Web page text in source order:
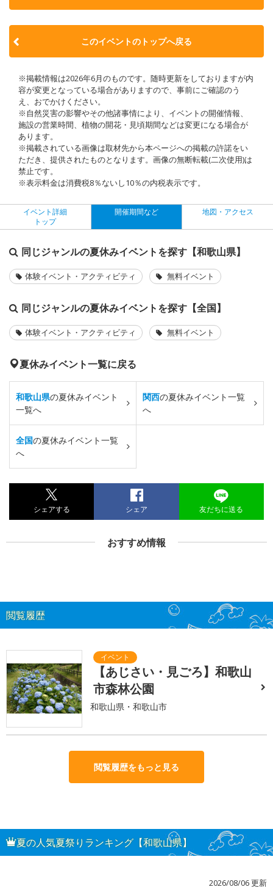
このイベントのトップへ戻る
※掲載情報は2026年6月のものです。随時更新をしておりますが内
容が変更となっている場合がありますので、事前にご確認のう
え、おでかけください。
※自然災害の影響やその他諸事情により、イベントの開催情報、
施設の営業時間、植物の開花・見頃期間などは変更になる場合が
あります。
※掲載されている画像は取材先から本ページへの掲載の許諾をい
ただき、提供されたものとなります。画像の無断転載(二次使用)は
禁止です。
※表示料金は消費税8％ないし10％の内税表示です。
イベント詳細
トップ
開催期間など 地図・アクセス
同じジャンルの夏休みイベントを探す【和歌山県】
体験イベント・アクティビティ 無料イベント
同じジャンルの夏休みイベントを探す【全国】
体験イベント・アクティビティ 無料イベント
夏休みイベント一覧に戻る
和歌山県の夏休みイベント
一覧へ
関西の夏休みイベント一覧
へ
全国の夏休みイベント一覧
へ
シェアする シェア 友だちに送る
おすすめ情報
閲覧履歴
【あじさい・見ごろ】和歌山
市森林公園
和歌山県・和歌山市
閲覧履歴をもっと見る
夏の人気夏祭りランキング【和歌山県】
2026/08/06 更新